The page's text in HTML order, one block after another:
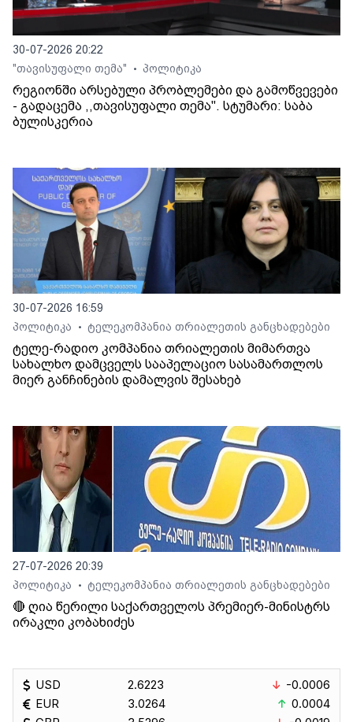
30-07-2026 20:22
"თავისუფალი თემა"
• პოლიტიკა
რეგიონში არსებული პრობლემები და გამოწვევები
- გადაცემა ,,თავისუფალი თემა". სტუმარი: საბა
ბულისკერია
30-07-2026 16:59
პოლიტიკა
• ტელეკომპანია თრიალეთის განცხადებები
ტელე-რადიო კომპანია თრიალეთის მიმართვა
სახალხო დამცველს სააპელაციო სასამართლოს
მიერ განჩინების დამალვის შესახებ
27-07-2026 20:39
პოლიტიკა
• ტელეკომპანია თრიალეთის განცხადებები
🔴 ღია წერილი საქართველოს პრემიერ-მინისტრს
ირაკლი კობახიძეს
USD
EUR
2.6223
3.0264
-0.0006
0.0004